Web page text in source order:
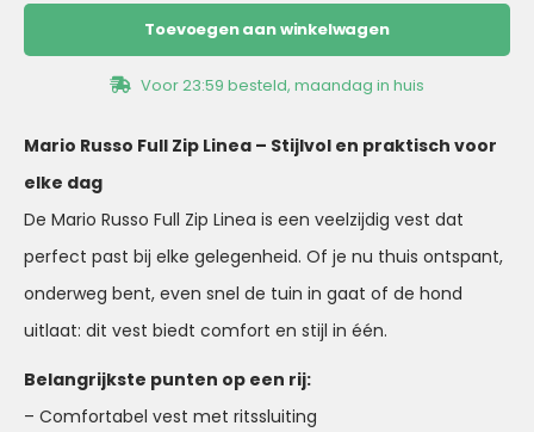
Toevoegen aan winkelwagen
Voor 23:59 besteld, maandag in huis
Mario Russo Full Zip Linea – Stijlvol en praktisch voor
elke dag
De Mario Russo Full Zip Linea is een veelzijdig vest dat
perfect past bij elke gelegenheid. Of je nu thuis ontspant,
onderweg bent, even snel de tuin in gaat of de hond
uitlaat: dit vest biedt comfort en stijl in één.
Belangrijkste punten op een rij:
– Comfortabel vest met ritssluiting